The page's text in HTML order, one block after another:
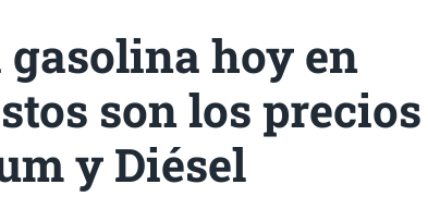
gasolina hoy en
son los precios
y Diésel